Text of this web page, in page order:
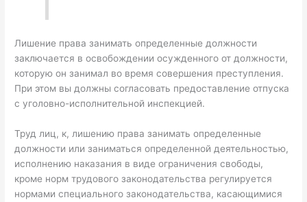
Лишение права занимать определенные должности
заключается в освобождении осужденного от должности,
которую он занимал во время совершения преступления.
При этом вы должны согласовать предоставление отпуска
с уголовно-исполнительной инспекцией.
Труд лиц, к, лишению права занимать определенные
должности или заниматься определенной деятельностью,
исполнению наказания в виде ограничения свободы,
кроме норм трудового законодательства регулируется
нормами специального законодательства, касающимися